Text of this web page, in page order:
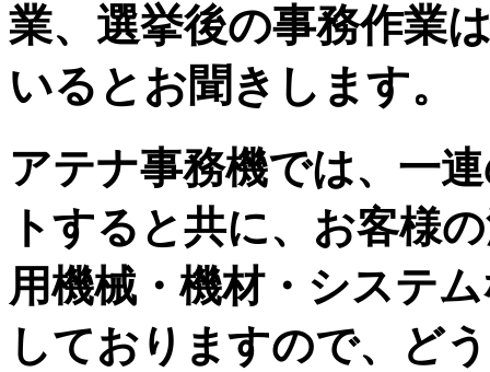
業、選挙後の事務作業
いるとお聞きします。
アテナ事務機では、一
トすると共に、お客様
用機械・機材・システ
しておりますので、ど